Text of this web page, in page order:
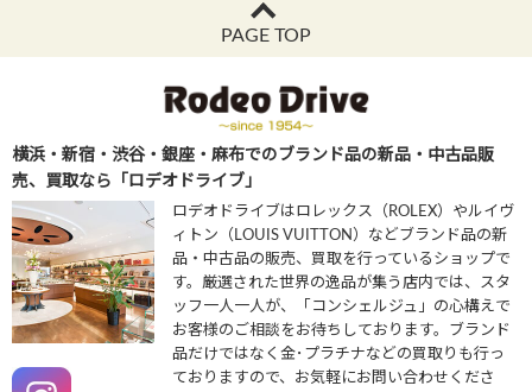
PAGE TOP
横浜・新宿・渋谷・銀座・麻布でのブランド品の新品・中古品販
売、買取なら「ロデオドライブ」
ロデオドライブはロレックス（ROLEX）やルイヴ
ィトン（LOUIS VUITTON）などブランド品の新
品・中古品の販売、買取を行っているショップで
す。厳選された世界の逸品が集う店内では、スタ
ッフ一人一人が、「コンシェルジュ」の心構えで
お客様のご相談をお待ちしております。ブランド
品だけではなく金･プラチナなどの買取りも行っ
ておりますので、お気軽にお問い合わせくださ